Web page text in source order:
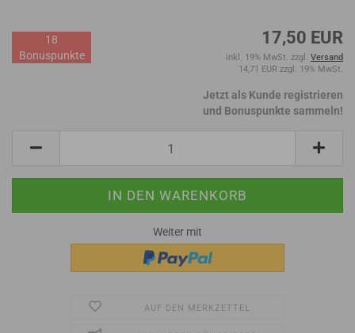
17,50 EUR
inkl. 19% MwSt. zzgl. Versand
14,71 EUR zzgl. 19% MwSt.
18
Bonuspunkte
Jetzt als Kunde registrieren
und Bonuspunkte sammeln!
Weiter mit
AUF DEN MERKZETTEL